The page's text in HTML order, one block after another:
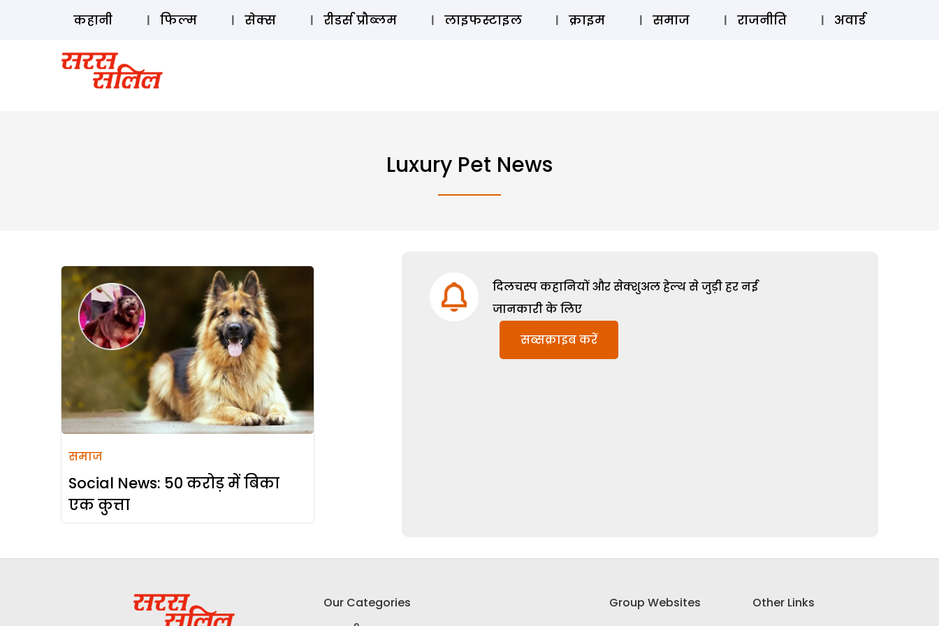
ऑडियो स्टोरी लॉग इन ⚲ SUBSCRIBE
कहानी फिल्म सेक्स रीडर्स प्रौब्लम लाइफस्टाइल क्राइम समाज राजनीति अवार्ड
Luxury Pet News
समाज
Social News: 50 करोड़ में बिका
एक कुत्ता
दिलचस्प कहानियों और सेक्शुअल हेल्थ से जुड़ी हर नई
जानकारी के लिए
सब्सक्राइब करें
Our Categories
Group Websites
Other Links